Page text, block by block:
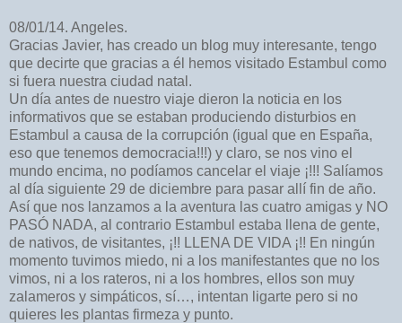
08/01/14. Angeles.
Gracias Javier, has creado un blog muy interesante, tengo
que decirte que gracias a él hemos visitado Estambul como
si fuera nuestra ciudad natal.
Un día antes de nuestro viaje dieron la noticia en los
informativos que se estaban produciendo disturbios en
Estambul a causa de la corrupción (igual que en España,
eso que tenemos democracia!!!) y claro, se nos vino el
mundo encima, no podíamos cancelar el viaje ¡!!! Salíamos
al día siguiente 29 de diciembre para pasar allí fin de año.
Así que nos lanzamos a la aventura las cuatro amigas y NO
PASÓ NADA, al contrario Estambul estaba llena de gente,
de nativos, de visitantes, ¡!! LLENA DE VIDA ¡!! En ningún
momento tuvimos miedo, ni a los manifestantes que no los
vimos, ni a los rateros, ni a los hombres, ellos son muy
zalameros y simpáticos, sí…, intentan ligarte pero si no
quieres les plantas firmeza y punto.